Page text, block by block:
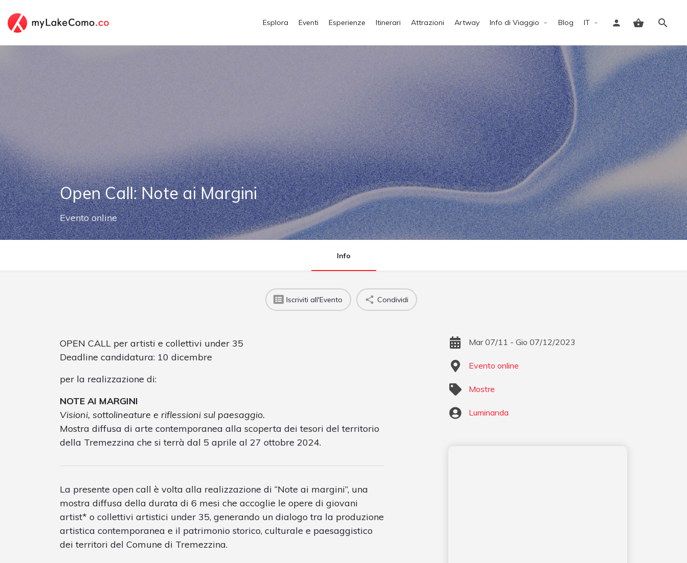
Esplora Eventi Esperienze Itinerari Attrazioni Artway Info di Viaggio Blog IT
Accedi
Open Call: Note ai Margini
Evento online
Info
Iscriviti all'Evento Condividi
OPEN CALL per artisti e collettivi under 35
Deadline candidatura: 10 dicembre
per la realizzazione di:
NOTE AI MARGINI
Visioni, sottolineature e riflessioni sul paesaggio.
Mostra diffusa di arte contemporanea alla scoperta dei tesori del territorio
della Tremezzina che si terrà dal 5 aprile al 27 ottobre 2024.
La presente open call è volta alla realizzazione di “Note ai margini”, una
mostra diffusa della durata di 6 mesi che accoglie le opere di giovani
artist* o collettivi artistici under 35, generando un dialogo tra la produzione
artistica contemporanea e il patrimonio storico, culturale e paesaggistico
dei territori del Comune di Tremezzina.
Mar 07/11 - Gio 07/12/2023
Evento online
Mostre
Luminanda